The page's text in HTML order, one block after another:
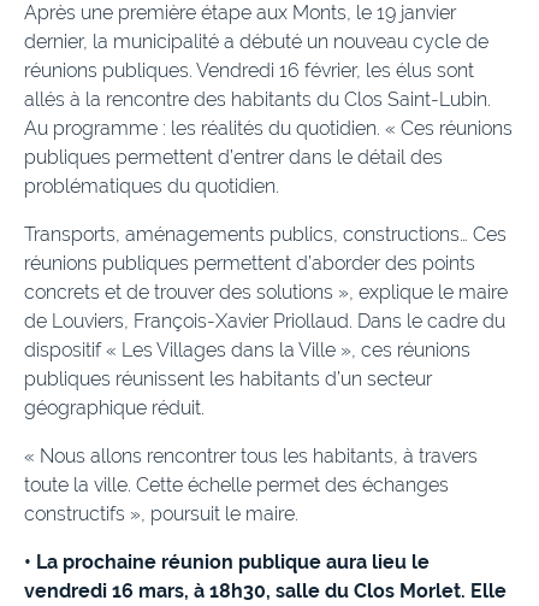
Après une première étape aux Monts, le 19 janvier
dernier, la municipalité a débuté un nouveau cycle de
réunions publiques. Vendredi 16 février, les élus sont
allés à la rencontre des habitants du Clos Saint-Lubin.
Au programme : les réalités du quotidien. « Ces réunions
publiques permettent d’entrer dans le détail des
problématiques du quotidien.
Transports, aménagements publics, constructions… Ces
réunions publiques permettent d’aborder des points
concrets et de trouver des solutions », explique le maire
de Louviers, François-Xavier Priollaud. Dans le cadre du
dispositif « Les Villages dans la Ville », ces réunions
publiques réunissent les habitants d’un secteur
géographique réduit.
« Nous allons rencontrer tous les habitants, à travers
toute la ville. Cette échelle permet des échanges
constructifs », poursuit le maire.
• La prochaine réunion publique aura lieu le
vendredi 16 mars, à 18h30, salle du Clos Morlet. Elle